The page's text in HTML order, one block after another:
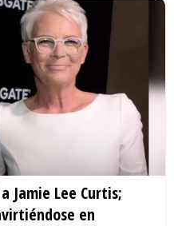
Jamie Lee Curtis;
en